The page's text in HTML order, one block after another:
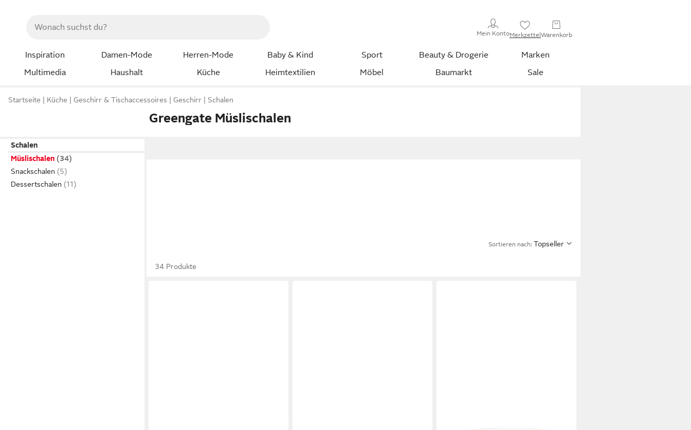
Mein KontoMerkzettelWarenkorb
Inspiration Damen-Mode Herren-Mode Baby & Kind Sport Beauty & Drogerie
Marken
Multimedia
Haushalt Küche Heimtextilien Möbel Baumarkt Sale
Startseite Küche Geschirr & Tischaccessoires Geschirr Schalen
Greengate Müslischalen
Schalen
Müslischalen
Snackschalen
Dessertschalen
Sortieren nach: Topseller
34 Produkte